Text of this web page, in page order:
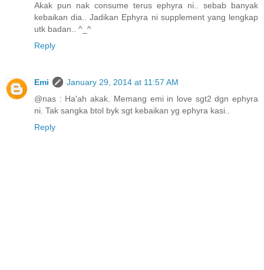
Akak pun nak consume terus ephyra ni.. sebab banyak
kebaikan dia.. Jadikan Ephyra ni supplement yang lengkap
utk badan.. ^_^
Reply
Emi
January 29, 2014 at 11:57 AM
@nas : Ha'ah akak. Memang emi in love sgt2 dgn ephyra
ni. Tak sangka btol byk sgt kebaikan yg ephyra kasi..
Reply